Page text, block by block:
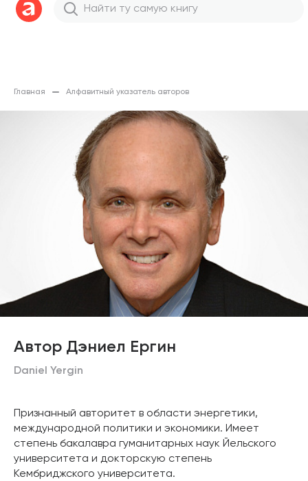
Главная Алфавитный указатель авторов
Автор Дэниел Ергин
Daniel Yergin
Признанный авторитет в области энергетики,
международной политики и экономики. Имеет
степень бакалавра гуманитарных наук Йельского
университета и докторскую степень
Кембриджского университета.